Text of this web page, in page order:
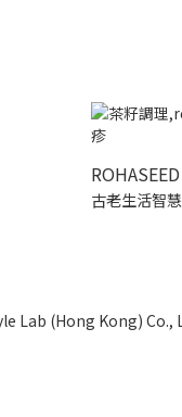
ROHASEED
古老生活智
Lab (Hong Kong) Co.,